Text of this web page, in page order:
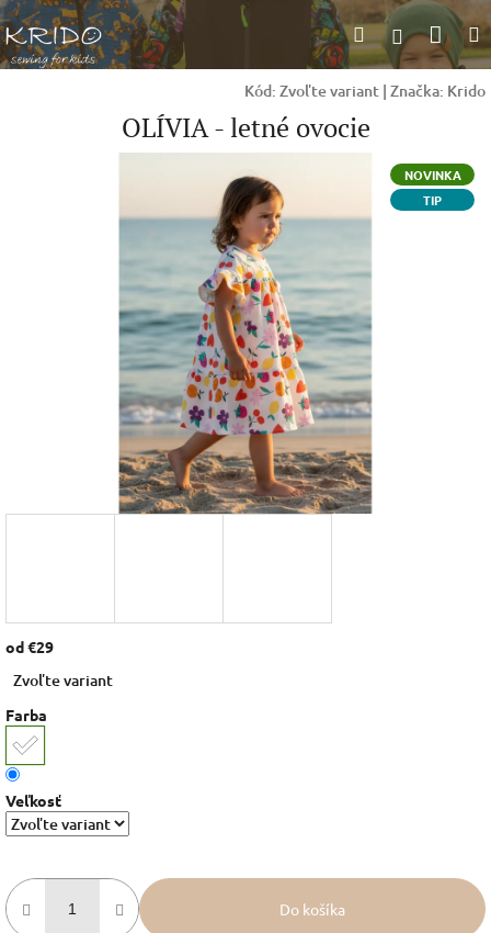
Prejsť
na
obsah
Hľadať
Kód: Zvoľte variant | Značka: Krido
OLÍVIA - letné ovocie
NOVINKA
TIP
od€29
cena:
Zvoľte variant
Farba
Veľkosť
Do košíka